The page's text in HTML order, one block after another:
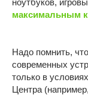
ноутбуков,
максимальным
Надо помнить,
современных
только в
Центра
Made by Goodness
ИП Витман А.А., ИНН
326246800053028